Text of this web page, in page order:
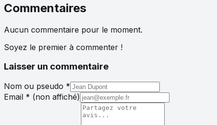
Commentaires
Aucun commentaire pour le moment.
Soyez le premier à commenter !
Laisser un commentaire
Nom ou pseudo *
Email * (non affiché)